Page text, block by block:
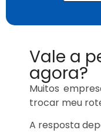
Vale a
agora?
Muitos
trocar meu
A resposta